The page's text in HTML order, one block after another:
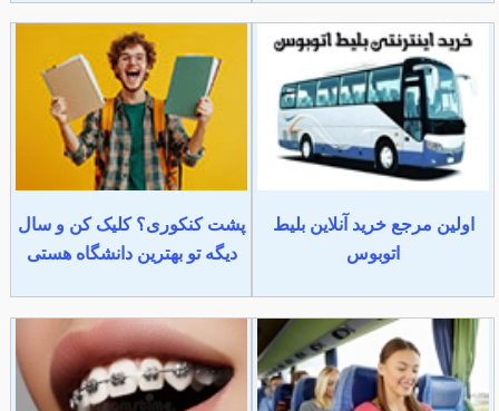
اولین مرجع خرید آنلاین بلیط
اتوبوس
پشت کنکوری؟ کلیک کن و سال
دیگه تو بهترین دانشگاه هستی